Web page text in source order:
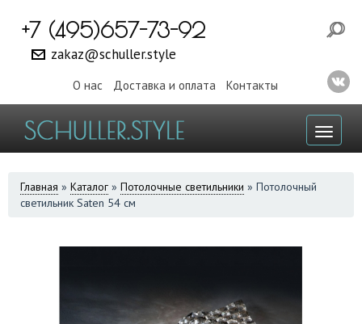
+7 (495)657-73-92
zakaz@schuller.style
О нас Доставка и оплата Контакты
ВЫ
ЗДЕСЬ
Главная » Каталог » Потолочные светильники » Потолочный
светильник Saten 54 см